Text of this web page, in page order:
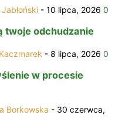
- 10 lipca, 2026 0
twoje odchudzanie
- 8 lipca, 2026 0
w procesie
Borkowska - 30 czerwca,